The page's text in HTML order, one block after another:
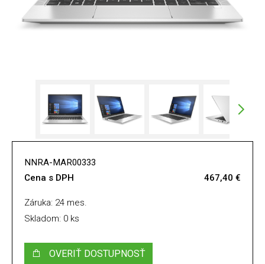
NNRA-MAR00333
Cena s DPH
467,40 €
Záruka: 24 mes.
Skladom: 0 ks
OVERIŤ DOSTUPNOSŤ